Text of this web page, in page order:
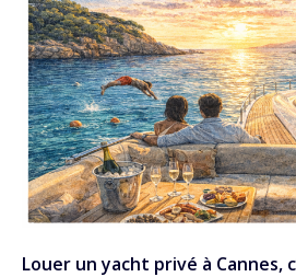
Louer un yacht privé à Cannes,